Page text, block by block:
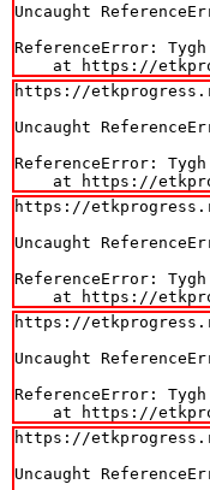
Uncaught
ReferenceError:
at https://
https://
Uncaught
ReferenceError:
at https://
https://
Uncaught
ReferenceError:
at https://
https://
Uncaught
ReferenceError:
at https://
https://
Uncaught